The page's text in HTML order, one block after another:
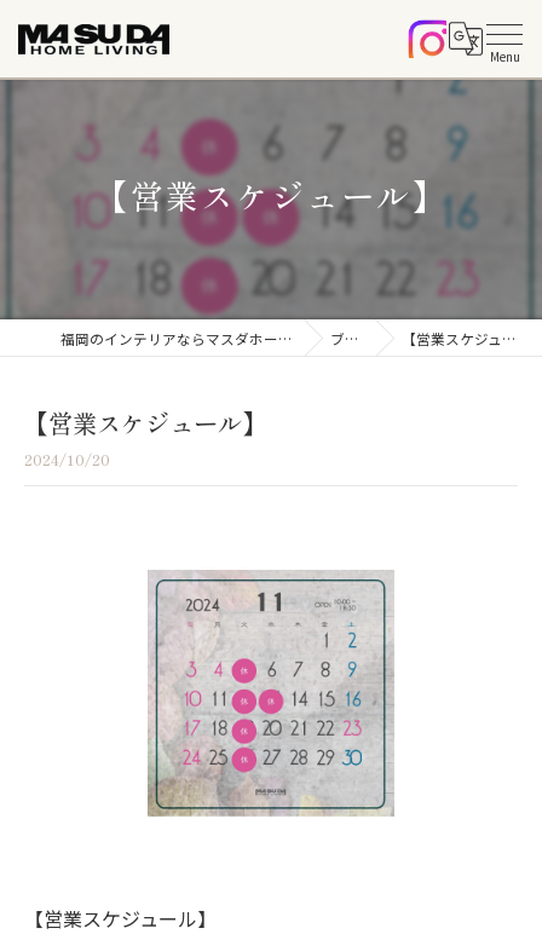
【営業スケジュール】
福岡のインテリアならマスダホームリビング ブログ 【営業スケジュール】
【営業スケジュール】
2024/10/20
【営業スケジュール】